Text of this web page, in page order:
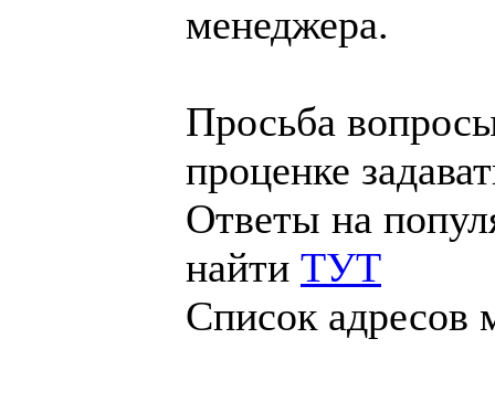
менеджера.
Просьба
проценке
Ответы на
найти ТУТ
Список адресов